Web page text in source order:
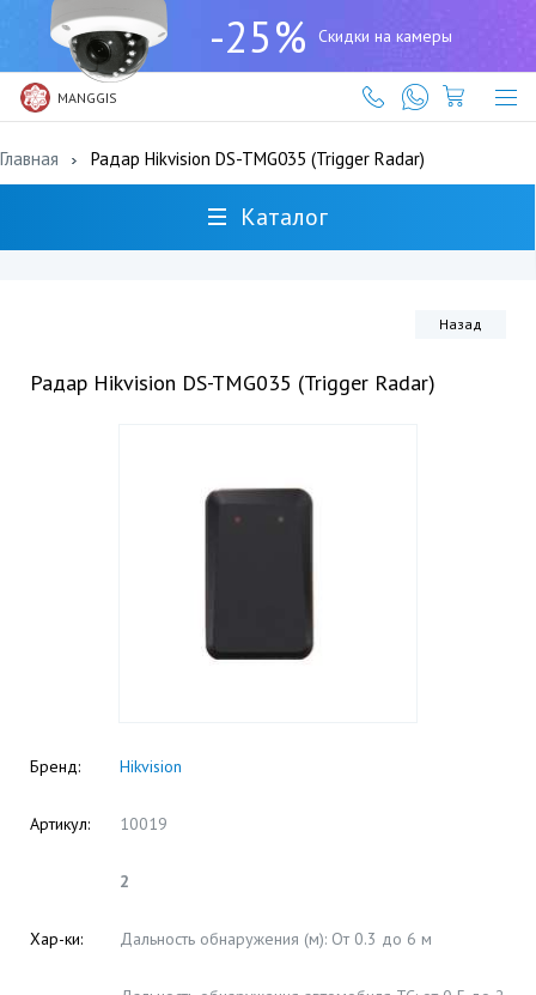
-25% Скидки на камеры
MANGGIS
(727)
317-
61-
61
Главная Радар Hikvision DS-TMG035 (Trigger Radar)
Каталог
Назад
Радар Hikvision DS-TMG035 (Trigger Radar)
Бренд: Hikvision
Артикул: 10019
2
Хар-ки: Дальность обнаружения (м): От 0.3 до 6 м